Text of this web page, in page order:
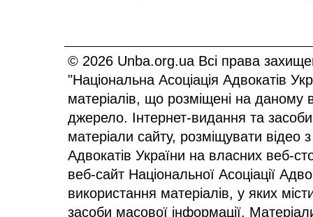
© 2026 Unba.org.ua Всі права
"Національна Асоціація Адвокатів
матеріалів, що розміщені на даному
джерело. Інтернет-видання та
матеріали сайту, розміщувати відео
Адвокатів України на власних веб-
веб-сайт Національної Асоціації
використання матеріалів, у яких
засоби масової інформації.